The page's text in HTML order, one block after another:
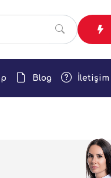
Blog İletişim